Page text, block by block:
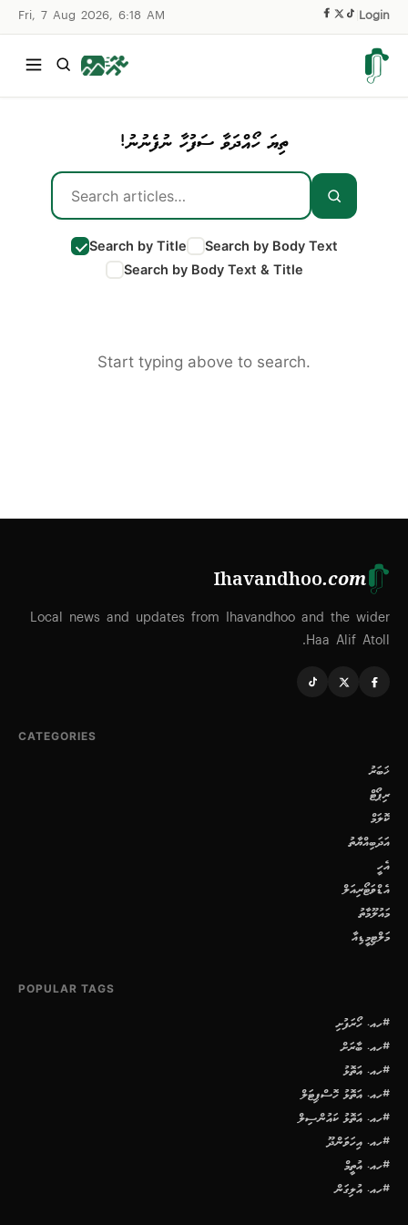
Fri, 7 Aug 2026, 6:18 AM Login
ތިޔަ ހޯއްދަވާ ސަފުހާ ނުފެނުނު!
Search by Title
Search by Body Text
Search by Body Text & Title
Start typing above to search.
Ihavandhoo.com
Local news and updates from Ihavandhoo and the wider
Haa Alif Atoll.
CATEGORIES
ޚަބަރު
ރިޕޯޓް
ކޮލަމް
އަދަބިއްޔާތު
އެހީ
އެޑްވަޓޯރިއަލް
މައުލޫމާތު
މަލްޓިމީޑިއާ
POPULAR TAGS
#ހއ. ހޯރަފުށި
#ހއ. ބާރަށް
#ހއ. އަތޮޅު
#ހއ. އަތޮޅު ހޮސްޕިޓަލް
#ހއ. އަތޮޅު ކައުންސިލް
#ހއ. އިހަވަންދޫ
#ހއ. އުތީމް
#ހއ. އުލިގަން